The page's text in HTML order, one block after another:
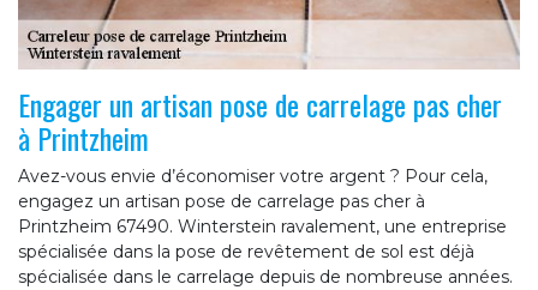
Engager un artisan pose de carrelage pas cher
à Printzheim
Avez-vous envie d’économiser votre argent ? Pour cela,
engagez un artisan pose de carrelage pas cher à
Printzheim 67490. Winterstein ravalement, une entreprise
spécialisée dans la pose de revêtement de sol est déjà
spécialisée dans le carrelage depuis de nombreuse années.